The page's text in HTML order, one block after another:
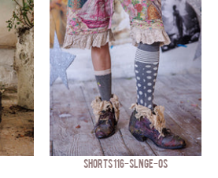
SHORTS 116-SLNGE-OS